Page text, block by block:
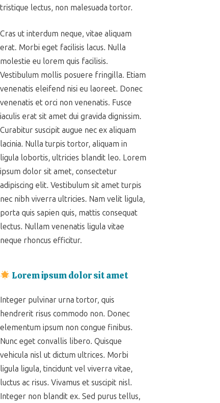
tristique lectus, non malesuada tortor.
Cras ut interdum neque, vitae aliquam
erat. Morbi eget facilisis lacus. Nulla
molestie eu lorem quis facilisis.
Vestibulum mollis posuere fringilla. Etiam
venenatis eleifend nisi eu laoreet. Donec
venenatis et orci non venenatis. Fusce
iaculis erat sit amet dui gravida dignissim.
Curabitur suscipit augue nec ex aliquam
lacinia. Nulla turpis tortor, aliquam in
ligula lobortis, ultricies blandit leo. Lorem
ipsum dolor sit amet, consectetur
adipiscing elit. Vestibulum sit amet turpis
nec nibh viverra ultricies. Nam velit ligula,
porta quis sapien quis, mattis consequat
lectus. Nullam venenatis ligula vitae
neque rhoncus efficitur.
Lorem ipsum dolor sit amet
Integer pulvinar urna tortor, quis
hendrerit risus commodo non. Donec
elementum ipsum non congue finibus.
Nunc eget convallis libero. Quisque
vehicula nisl ut dictum ultrices. Morbi
ligula ligula, tincidunt vel viverra vitae,
luctus ac risus. Vivamus et suscipit nisl.
Integer non blandit ex. Sed purus tellus,